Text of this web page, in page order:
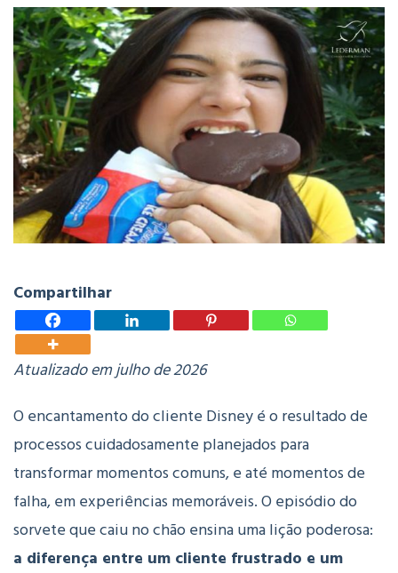
Compartilhar
Atualizado em julho de 2026
O encantamento do cliente Disneyé o resultado de
processos cuidadosamente planejados para
transformar momentos comuns, e até momentos de
falha, em experiências memoráveis. O episódio do
sorvete que caiu no chão ensina uma lição poderosa:
a diferença entre um cliente frustrado e um